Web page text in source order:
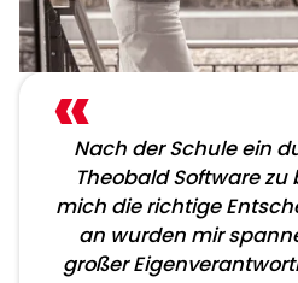
Nach der Schule ein
Theobald Software
mich die richtige
an wurden mir
großer